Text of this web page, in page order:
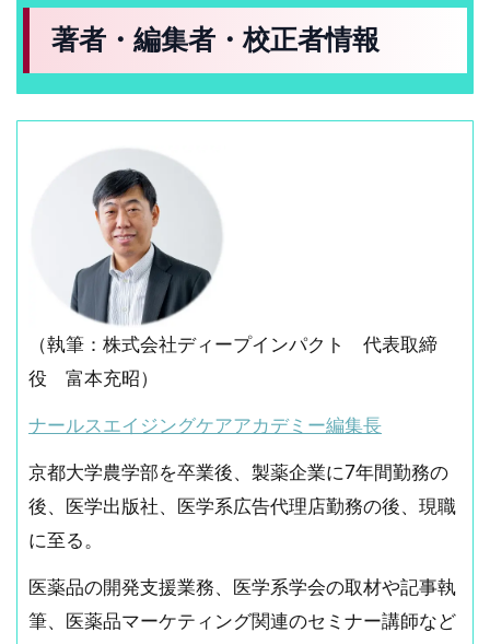
著者・編集者・校正者情報
（執筆：株式会社ディープインパクト 代表取締
役 富本充昭）
ナールスエイジングケアアカデミー編集長
京都大学農学部を卒業後、製薬企業に7年間勤務の
後、医学出版社、医学系広告代理店勤務の後、現職
に至る。
医薬品の開発支援業務、医学系学会の取材や記事執
筆、医薬品マーケティング関連のセミナー講師など